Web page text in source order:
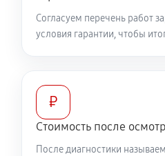
Согласуем перечень работ
условия гарантии, чтобы
₽
Стоимость после
После диагностики